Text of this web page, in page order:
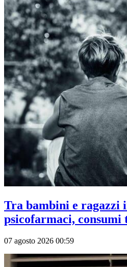
Tra bambini e ragazzi
psicofarmaci,
07 agosto 2026 00:59